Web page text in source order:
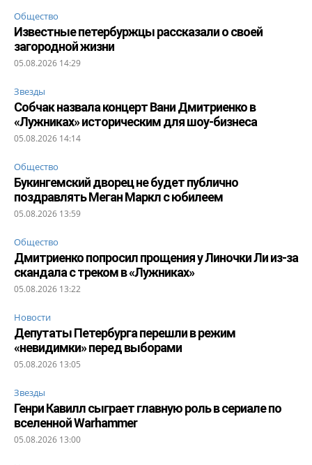
Общество
Известные петербуржцы рассказали о своей
загородной жизни
05.08.2026 14:29
Звезды
Собчак назвала концерт Вани Дмитриенко в
«Лужниках» историческим для шоу-бизнеса
05.08.2026 14:14
Общество
Букингемский дворец не будет публично
поздравлять Меган Маркл с юбилеем
05.08.2026 13:59
Общество
Дмитриенко попросил прощения у Линочки Ли из-за
скандала с треком в «Лужниках»
05.08.2026 13:22
Новости
Депутаты Петербурга перешли в режим
«невидимки» перед выборами
05.08.2026 13:05
Звезды
Генри Кавилл сыграет главную роль в сериале по
вселенной Warhammer
05.08.2026 13:00